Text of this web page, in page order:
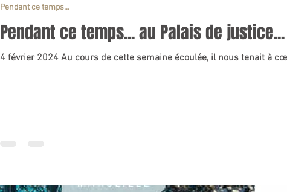
Pendant ce temps... au Palais de
4 février 2024 Au cours de cette semaine écoulée, il nous tenait à
Pendant ce temps...